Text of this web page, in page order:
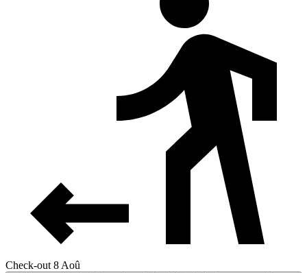
Check-out 8 Aoû